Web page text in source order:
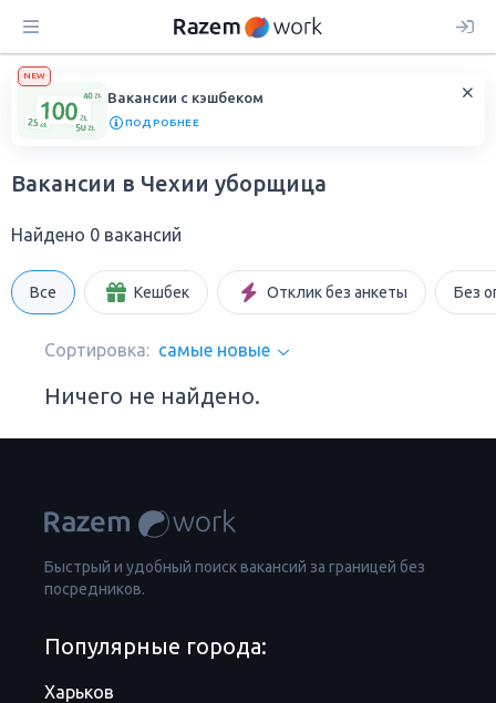
NEW
Вакансии с кэшбеком
ПОДРОБНЕЕ
Вакансии в Чехии уборщица
Найдено 0 вакансий
Все Кешбек Отклик без анкеты Без
Сортировка: самые новые
Ничего не найдено.
Быстрый и удобный поиск вакансий за границей без
посредников.
Популярные города:
Харьков